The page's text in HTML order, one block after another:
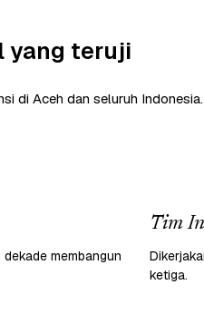
yang teruji
di Aceh dan seluruh Indonesia.
membangun
Tim
ketiga.